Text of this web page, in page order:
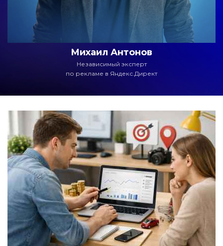
Михаил Антонов
Независимый эксперт
по рекламе в Яндекс.Директ